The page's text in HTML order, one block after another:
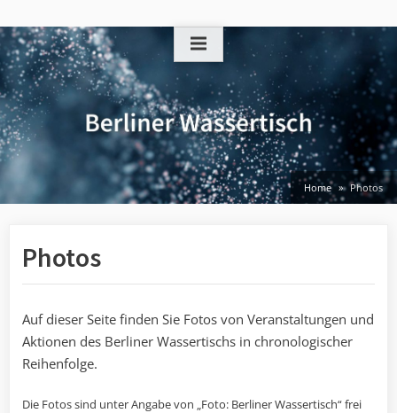
to
content
Home Photos
Photos
Auf dieser Seite finden Sie Fotos von Veranstaltungen und
Aktionen des Berliner Wassertischs in chronologischer
Reihenfolge.
Die Fotos sind unter Angabe von „Foto: Berliner Wassertisch“ frei